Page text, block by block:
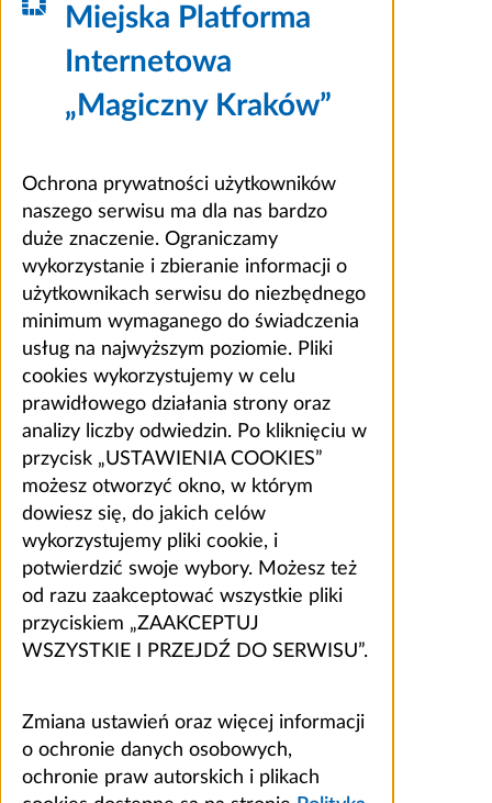
Miejska Platforma
Internetowa
„Magiczny Kraków”
Ochrona prywatności użytkowników
naszego serwisu ma dla nas bardzo
duże znaczenie. Ograniczamy
wykorzystanie i zbieranie informacji o
użytkownikach serwisu do niezbędnego
minimum wymaganego do świadczenia
usług na najwyższym poziomie. Pliki
cookies wykorzystujemy w celu
prawidłowego działania strony oraz
analizy liczby odwiedzin. Po kliknięciu w
przycisk „USTAWIENIA COOKIES”
możesz otworzyć okno, w którym
dowiesz się, do jakich celów
wykorzystujemy pliki cookie, i
potwierdzić swoje wybory. Możesz też
od razu zaakceptować wszystkie pliki
przyciskiem „ZAAKCEPTUJ
WSZYSTKIE I PRZEJDŹ DO SERWISU”.
Zmiana ustawień oraz więcej informacji
o ochronie danych osobowych,
ochronie praw autorskich i plikach